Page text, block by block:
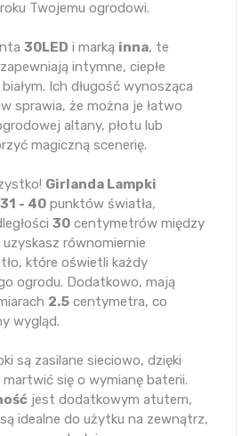
Twojemu ogrodowi.
30LED i marką inna, te
intymne, ciepłe
Ich długość wynosząca
sprawia, że można je łatwo
altany, płotu lub
magiczną scenerię.
Girlanda Lampki
31 - 40 punktów światła,
30 centymetrów między
równomiernie
które oświetli każdy
ogrodu. Dodatkowo, mają
2.5 centymetra, co
wygląd.
są zasilane sieciowo, dzięki
się o wymianę baterii.
jest dodatkowym atutem,
idealne do użytku na zewnątrz,